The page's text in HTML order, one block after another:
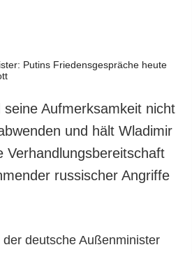
und zum Schutz
LEISTUNGEN
seine Aufmerksamkeit nicht
und hält Wladimir
Verhandlungsbereitschaft
russischer Angriffe
deutsche Außenminister